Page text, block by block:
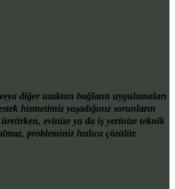
diğer uzaktan bağlantı uygulamaları
hizmetimiz yaşadığınız sorunların
evinize ya da iş yerinize teknik
probleminiz hızlıca çözülür.